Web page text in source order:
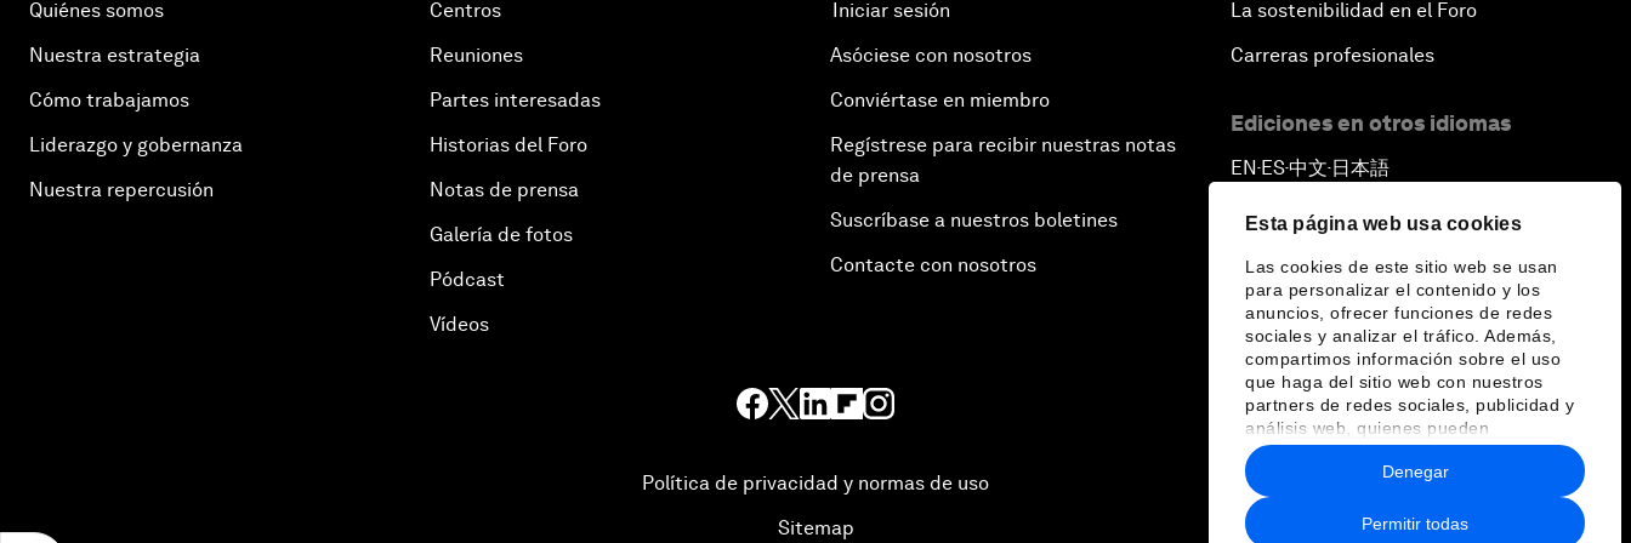
Esta página web usa cookies
Las cookies de este sitio web se usan
para personalizar el contenido y los
anuncios, ofrecer funciones de redes
sociales y analizar el tráfico. Además,
compartimos información sobre el uso
que haga del sitio web con nuestros
partners de redes sociales, publicidad y
análisis web, quienes pueden
combinarla con otra información que les
haya proporcionado o que hayan
recopilado a partir del uso que haya
hecho de sus servicios.
Permitir todas
Denegar
Quiénes somos
Nuestra estrategia
Cómo trabajamos
Liderazgo y gobernanza
Nuestra repercusión
Centros
Reuniones
Partes interesadas
Historias del Foro
Notas de prensa
Galería de fotos
Pódcast
Vídeos
Iniciar sesión
Asóciese con nosotros
Conviértase en miembro
Regístrese para recibir nuestras notas
de prensa
Suscríbase a nuestros boletines
Contacte con nosotros
La sostenibilidad en el Foro
Carreras profesionales
Ediciones en otros idiomas
EN ▪ES▪中文▪ 日本語
Política de privacidad y normas de uso
Sitemap